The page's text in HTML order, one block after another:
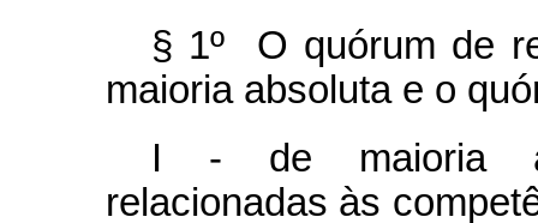
§ 1º O quórum de
maioria absoluta e o
I - de maioria
relacionadas às